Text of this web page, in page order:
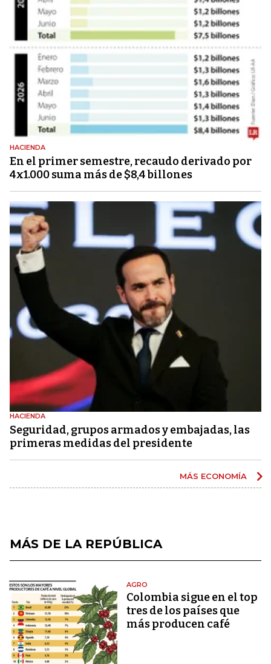
HACIENDA
En el primer semestre, recaudo derivado por
4x1.000 suma más de $8,4 billones
HACIENDA
Seguridad, grupos armados y embajadas, las
primeras medidas del presidente
MÁS ECONOMÍA
MÁS DE LA REPÚBLICA
AGRO
Colombia sigue en el top
tres de los países que
más producen café